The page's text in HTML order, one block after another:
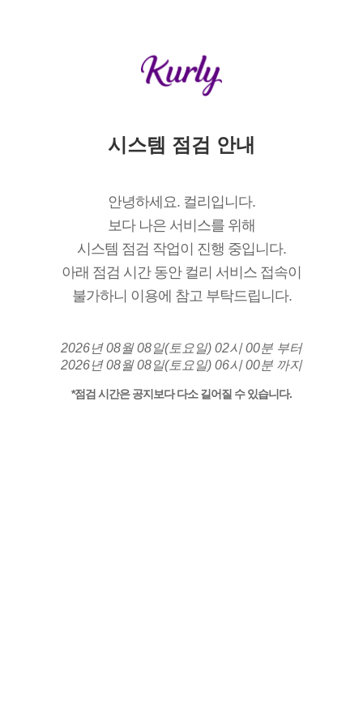
시스템 점검 안내
안녕하세요. 컬리입니다.
보다 나은 서비스를 위해
시스템 점검 작업이 진행 중입니다.
아래 점검 시간 동안 컬리 서비스 접속이
불가하니 이용에 참고 부탁드립니다.
2026년 08월 08일(토요일) 02시 00분 부터
2026년 08월 08일(토요일) 06시 00분 까지
*점검 시간은 공지보다 다소 길어질 수 있습니다.